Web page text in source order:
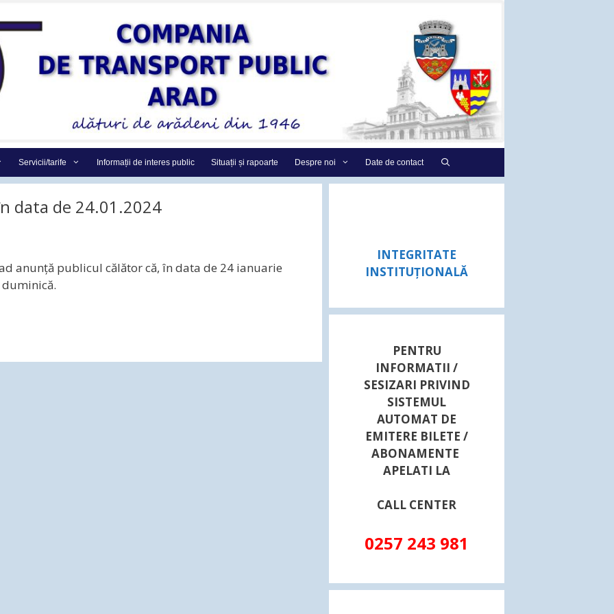
Servicii/tarife Informații de interes public Situații și rapoarte Despre noi Date de contact
data de 24.01.2024
anunţă publicul călător că, în data de 24 ianuarie
INTEGRITATE
INSTITUȚIONALĂ
PENTRU
INFORMATII /
SESIZARI PRIVIND
SISTEMUL
AUTOMAT DE
EMITERE BILETE /
ABONAMENTE
APELATI LA
CALL CENTER
0257 243 981